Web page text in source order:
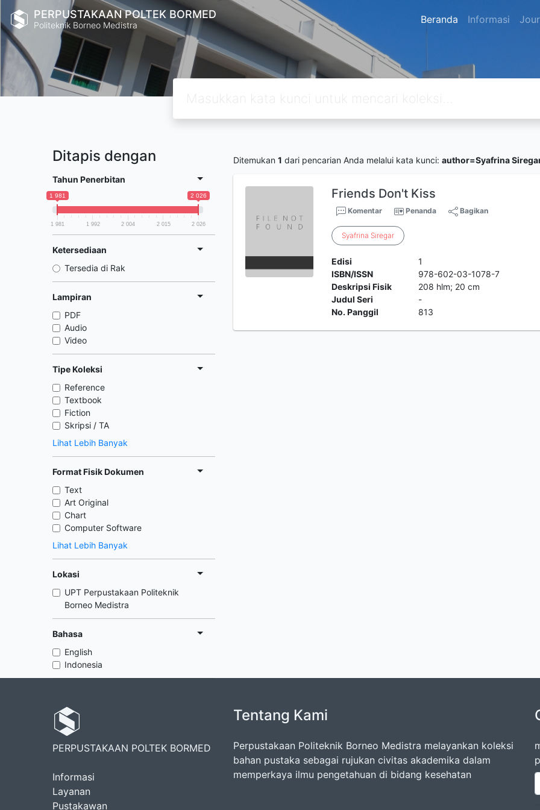
PERPUSTAKAAN POLTEK BORMED
Politeknik Borneo Medistra Beranda Informasi
Ditapis dengan
Tahun Penerbitan
1 981 2 026
1 981 1 992 2 004 2 015 2 026
Ketersediaan
Tersedia di Rak
Lampiran
PDF
Audio
Video
Tipe Koleksi
Reference
Textbook
Fiction
Skripsi / TA
Lihat Lebih Banyak
Format Fisik Dokumen
Text
Art Original
Chart
Computer Software
Lihat Lebih Banyak
Lokasi
UPT Perpustakaan Politeknik
Borneo Medistra
Bahasa
English
Indonesia
Ditemukan 1 dari pencarian Anda melalui kata kunci: author=Syafrina
Friends Don't Kiss
Komentar Penanda Bagikan
Syafrina Siregar
Edisi
1
ISBN/ISSN
978-602-03-1078-7
Deskripsi Fisik
208 hlm; 20 cm
Judul Seri
-
No. Panggil
813
PERPUSTAKAAN POLTEK BORMED
Informasi
Layanan
Pustakawan
Tentang Kami
Perpustakaan Politeknik Borneo Medistra melayankan koleksi
bahan pustaka sebagai rujukan civitas akademika dalam
memperkaya ilmu pengetahuan di bidang kesehatan